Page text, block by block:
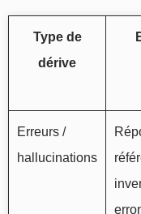
Type de
dérive
Erreurs /
hallucinations